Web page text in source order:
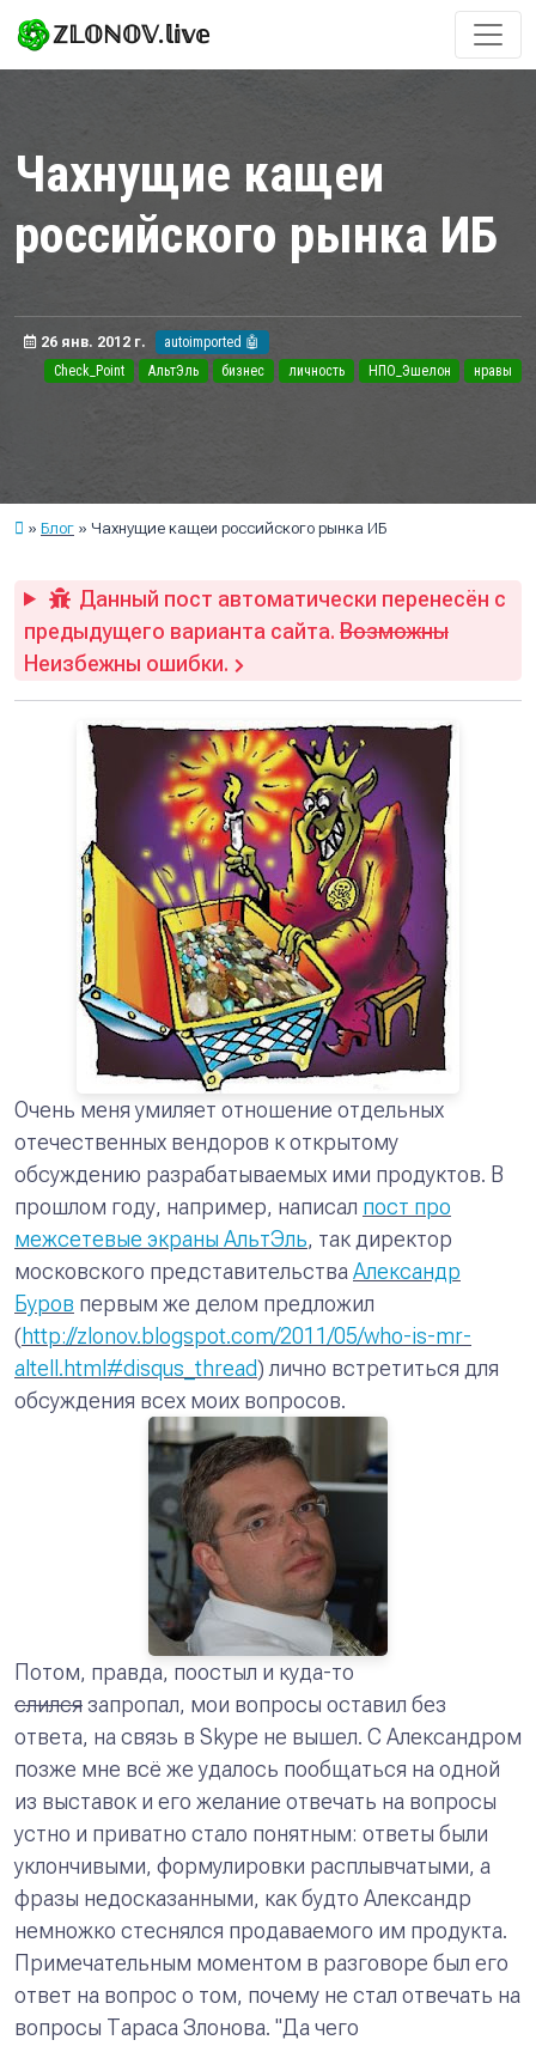
ℤ𝕃𝕆ℕ𝕆𝕍.𝕝𝕚𝕧𝕖
Чахнущие кащеи
российского рынка ИБ
26 янв. 2012 г.
autoimported 🤖
Check_Point
АльтЭль бизнес личность НПО_Эшелон нравы
Блог Чахнущие кащеи российского рынка ИБ
Данный пост автоматически перенесён с
предыдущего варианта сайта. Возможны
Неизбежны ошибки.
Очень меня умиляет отношение отдельных
отечественных вендоров к открытому
обсуждению разрабатываемых ими продуктов. В
прошлом году, например, написал пост про
межсетевые экраны АльтЭль, так директор
московского представительства Александр
Буров первым же делом предложил
(http://zlonov.blogspot.com/2011/05/who-is-mr-
altell.html#disqus_thread) лично встретиться для
обсуждения всех моих вопросов.
Потом, правда, поостыл и куда-то
слилсязапропал, мои вопросы оставил без
ответа, на связь в Skype не вышел. С Александром
позже мне всё же удалось пообщаться на одной
из выставок и его желание отвечать на вопросы
устно и приватно стало понятным: ответы были
уклончивыми, формулировки расплывчатыми, а
фразы недосказанными, как будто Александр
немножко стеснялся продаваемого им продукта.
Примечательным моментом в разговоре был его
ответ на вопрос о том, почему не стал отвечать на
вопросы Тараса Злонова. "Да чего